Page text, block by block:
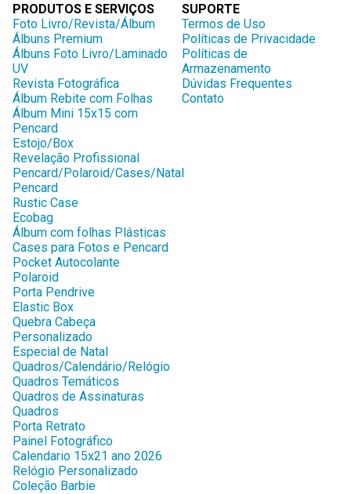
PRODUTOS E SERVIÇOS
Foto Livro/Revista/Álbum
Álbuns Premium
Álbuns Foto Livro/Laminado
UV
Revista Fotográfica
Álbum Rebite com Folhas
Álbum Mini 15x15 com
Pencard
Estojo/Box
Revelação Profissional
Pencard/Polaroid/Cases/Natal
Pencard
Rustic Case
Ecobag
Álbum com folhas Plásticas
Cases para Fotos e Pencard
Pocket Autocolante
Polaroid
Porta Pendrive
Elastic Box
Quebra Cabeça
Personalizado
Especial de Natal
Quadros/Calendário/Relógio
Quadros Temáticos
Quadros de Assinaturas
Quadros
Porta Retrato
Painel Fotográfico
Calendario 15x21 ano 2026
Relógio Personalizado
Coleção Barbie
SUPORTE
Termos de Uso
Políticas de Privacidade
Políticas de
Armazenamento
Dúvidas Frequentes
Contato